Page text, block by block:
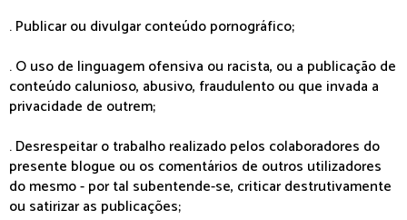
. Publicar ou divulgar conteúdo pornográfico;
. O uso de linguagem ofensiva ou racista, ou a publicação de
conteúdo calunioso, abusivo, fraudulento ou que invada a
privacidade de outrem;
. Desrespeitar o trabalho realizado pelos colaboradores do
presente blogue ou os comentários de outros utilizadores
do mesmo - por tal subentende-se, criticar destrutivamente
ou satirizar as publicações;